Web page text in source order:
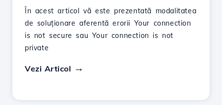
În acest articol vă este prezentată modalitatea
de soluționare aferentă erorii Your connection
is not secure sau Your connection is not
private
Vezi Articol